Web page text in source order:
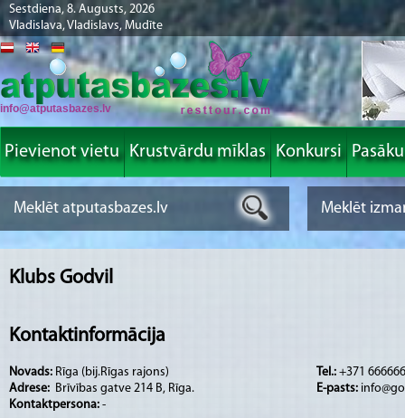
Sestdiena, 8. Augusts, 2026
Vladislava, Vladislavs, Mudīte
info@atputasbazes.lv
Pievienot vietu Krustvārdu mīklas Konkursi
Klubs Godvil
Kontaktinformācija
Novads: Rīga (bij.Rīgas rajons)
Adrese: Brīvības gatve 214 B, Rīga.
Kontaktpersona: -
Tel.: +371
E-pasts: